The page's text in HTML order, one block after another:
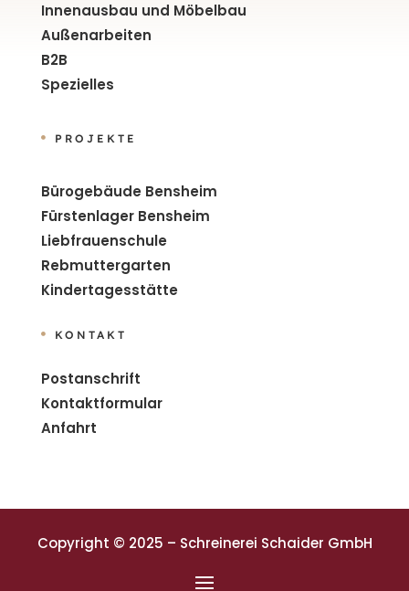
Innenausbau und Möbelbau
Außenarbeiten
B2B
Spezielles
 PROJEKTE
Bürogebäude Bensheim
Fürstenlager Bensheim
Liebfrauenschule
Rebmuttergarten
Kindertagesstätte
 KONTAKT
Postanschrift
Kontaktformular
Anfahrt
Copyright © 2025 – Schreinerei Schaider GmbH